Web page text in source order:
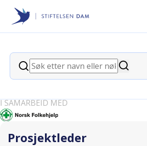
Stiftelsen Dam
Søk
Søk
back
Kurs og utdanning av nye
I SAMARBEID MED
Prosjektleder